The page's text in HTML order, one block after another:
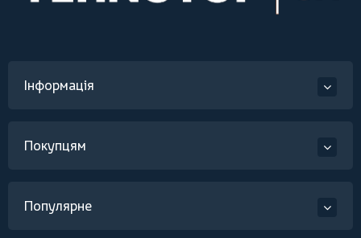
Інформація
Покупцям
Популярне